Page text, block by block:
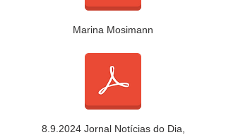
Marina Mosimann
8.9.2024 Jornal Notícias do Dia,